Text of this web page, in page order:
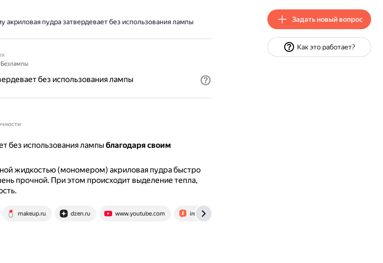
акриловая пудра затвердевает без использования лампы
без использования лампы
без использования лампы благодаря своим
жидкостью (мономером) акриловая пудра быстро
прочной. При этом происходит выделение тепла,
makeup.ru dzen.ru www.youtube.com irecommend.ru
Задать новый вопрос
Как это работает?